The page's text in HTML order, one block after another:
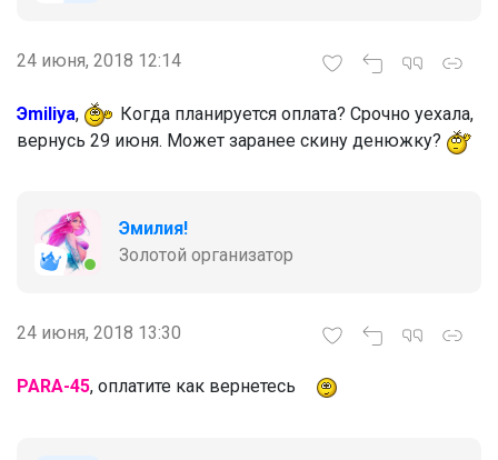
24 июня, 2018 12:14
Эmiliya,
Когда планируется оплата? Срочно уехала,
вернусь 29 июня. Может заранее скину денюжку?
Эмилия!
Золотой организатор
24 июня, 2018 13:30
PARA-45, оплатите как вернетесь